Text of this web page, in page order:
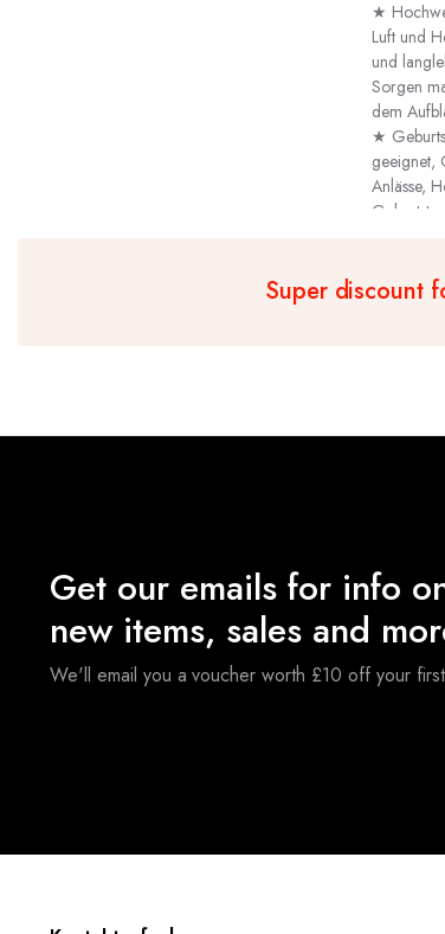
★
Luft und
und
Sorgen
dem
★
geeignet,
Anlässe,
Super discount
Get our emails for info
new items, sales and
We'll email you a voucher worth £10 off your